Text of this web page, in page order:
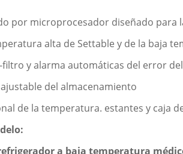
por microprocesador diseñado
alta de Settable y de la baja
y alarma automáticas del error
del almacenamiento
de la temperatura. estantes y caja
a baja temperatura